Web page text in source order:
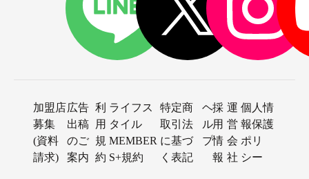
加盟店
募集
(資料
請求)
広告
出稿
のご
案内
利
用
規
約
ライフス
タイル
MEMBER
S+規約
特定商
取引法
に基づ
く表記
ヘ
ル
プ
採
用
情
報
運
営
会
社
個人情
報保護
ポリ
シー